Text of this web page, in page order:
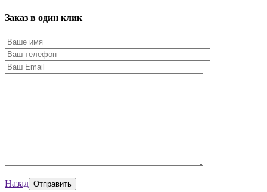
Заказ в один клик
Назад